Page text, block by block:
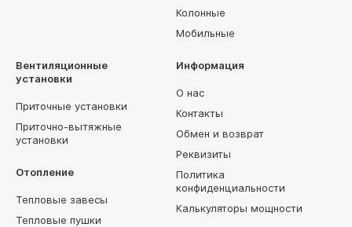
Колонные
Мобильные
Вентиляционные
установки
Приточные установки
Приточно-вытяжные
установки
Отопление
Тепловые завесы
Тепловые пушки
Информация
О нас
Контакты
Обмен и возврат
Реквизиты
Политика
конфиденциальности
Калькуляторы мощности